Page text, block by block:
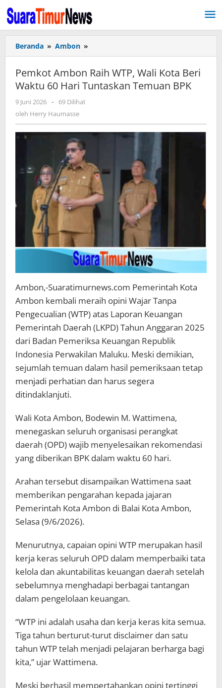
Lewati
ke
konten
Beranda » Ambon »
Ambon
Raih
WTP,
Wali
Temuan
BPK
Pemkot Ambon Raih WTP, Wali Kota Beri
Waktu 60 Hari Tuntaskan Temuan BPK
9 Juni 2026 oleh
Herry
-
69 Dilihat
oleh Herry Haumasse
Ambon,-Suaratimurnews.com Pemerintah Kota
Ambon kembali meraih opini Wajar Tanpa
Pengecualian (WTP) atas Laporan Keuangan
Pemerintah Daerah (LKPD) Tahun Anggaran 2025
dari Badan Pemeriksa Keuangan Republik
Indonesia Perwakilan Maluku. Meski demikian,
sejumlah temuan dalam hasil pemeriksaan tetap
menjadi perhatian dan harus segera
ditindaklanjuti.
Wali Kota Ambon, Bodewin M. Wattimena,
menegaskan seluruh organisasi perangkat
daerah (OPD) wajib menyelesaikan rekomendasi
yang diberikan BPK dalam waktu 60 hari.
Arahan tersebut disampaikan Wattimena saat
memberikan pengarahan kepada jajaran
Pemerintah Kota Ambon di Balai Kota Ambon,
Selasa (9/6/2026).
Menurutnya, capaian opini WTP merupakan hasil
kerja keras seluruh OPD dalam memperbaiki tata
kelola dan akuntabilitas keuangan daerah setelah
sebelumnya menghadapi berbagai tantangan
dalam pengelolaan keuangan.
“WTP ini adalah usaha dan kerja keras kita semua.
Tiga tahun berturut-turut disclaimer dan satu
tahun WTP telah menjadi pelajaran berharga bagi
kita,” ujar Wattimena.
Meski berhasil mempertahankan opini tertinggi